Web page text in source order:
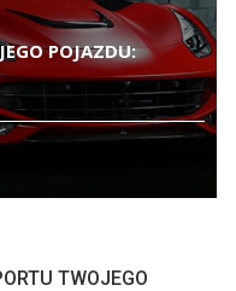
POJAZDU:
TWOJEGO